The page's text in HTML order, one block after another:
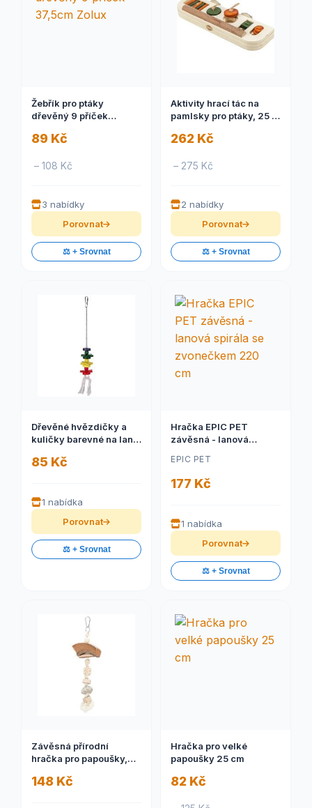
Žebřík pro ptáky
dřevěný 9 příček
89 Kč
– 108 Kč
3 nabídky
Porovnat
⚖️ + Srovnat
Aktivity hrací tác na
pamlsky pro ptáky, 25 x
262 Kč
– 275 Kč
2 nabídky
Porovnat
⚖️ + Srovnat
Dřevěné hvězdičky a
kuličky barevné na laně
85 Kč
1 nabídka
Porovnat
⚖️ + Srovnat
Hračka EPIC PET
závěsná - lanová
220 cm
EPIC PET
177 Kč
1 nabídka
Porovnat
⚖️ + Srovnat
Závěsná přírodní
hračka pro papoušky,
kámen, 35 cm 1 ks
148 Kč
Hračka pro velké
papoušky 25 cm
82 Kč